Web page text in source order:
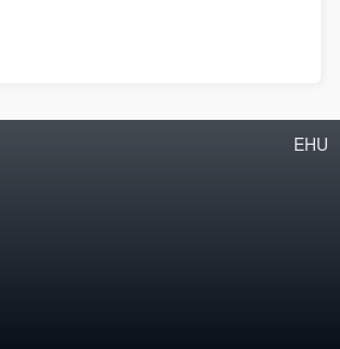
EHU